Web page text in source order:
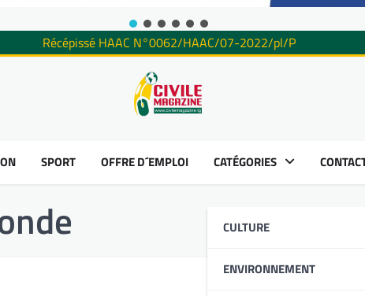
Récépissé HAAC N°0062/HAAC/07-2022/pl/P
SPORT OFFRE D´EMPLOI CATÉGORIES
CULTURE
ENVIRONNEMENT